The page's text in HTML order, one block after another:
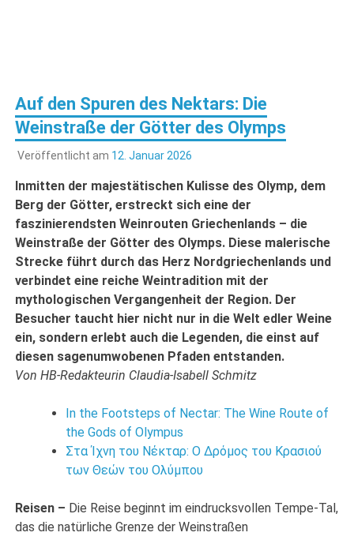
Auf den Spuren des Nektars: Die
Weinstraße der Götter des Olymps
Veröffentlicht am 12. Januar 2026
Inmitten der majestätischen Kulisse des Olymp, dem
Berg der Götter, erstreckt sich eine der
faszinierendsten Weinrouten Griechenlands – die
Weinstraße der Götter des Olymps. Diese malerische
Strecke führt durch das Herz Nordgriechenlands und
verbindet eine reiche Weintradition mit der
mythologischen Vergangenheit der Region. Der
Besucher taucht hier nicht nur in die Welt edler Weine
ein, sondern erlebt auch die Legenden, die einst auf
diesen sagenumwobenen Pfaden entstanden.
Von HB-Redakteurin Claudia-Isabell Schmitz
In the Footsteps of Nectar: The Wine Route of
the Gods of Olympus
Στα Ίχνη του Νέκταρ: Ο Δρόμος του Κρασιού
των Θεών του Ολύμπου
Reisen – Die Reise beginnt im eindrucksvollen Tempe-Tal,
das die natürliche Grenze der Weinstraßen